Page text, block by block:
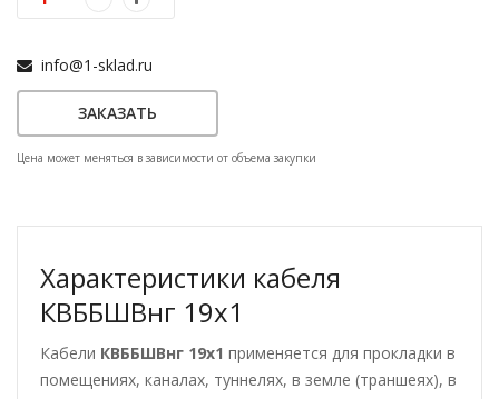
info@1-sklad.ru
ЗАКАЗАТЬ
Цена может меняться в зависимости от объема закупки
Характеристики кабеля
КВББШВнг 19х1
Кабели КВББШВнг 19х1 применяется для прокладки в
помещениях, каналах, туннелях, в земле (траншеях), в